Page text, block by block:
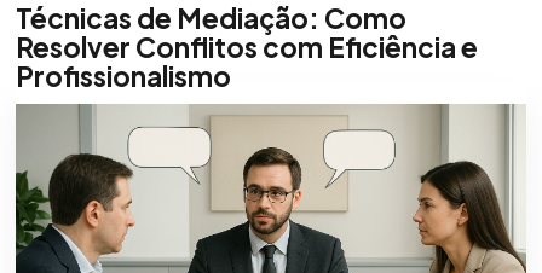
Técnicas de Mediação: Como
Resolver Conflitos com Eficiência e
Profissionalismo
Patricia Orlando
Publicado dia
10/3/2026